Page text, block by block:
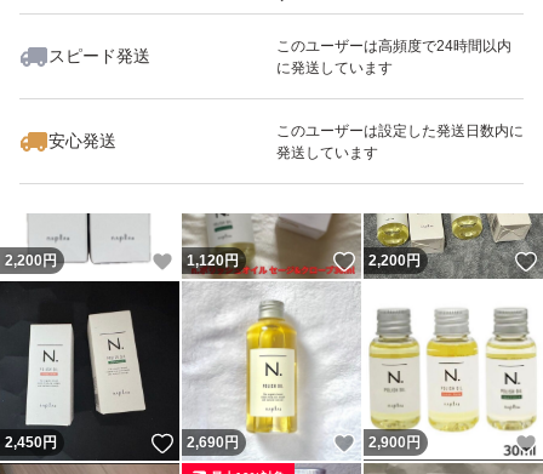
スピード発送
このユーザーは高頻度で24時間以内
に発送しています
安心発送
このユーザーは設定した発送日数内に
発送しています
いいね！
2,790
2,200円 いいね！
1,120円 いいね！
2,200円
2,450円 いいね！
2,690円 いいね！
2,900 円